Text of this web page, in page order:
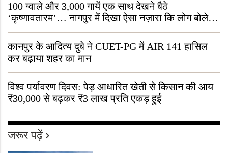
100 ग्वाले और 3,000 गायें एक साथ देखने बैठे
‘कृष्णावतारम’… नागपुर में दिखा ऐसा नज़ारा कि लोग बोले,
“ऐसा तो सिर्फ़ कृष्ण ही कर सकते हैं”
कानपुर के आदित्य दुबे ने CUET-PG में AIR 141 हासिल
कर बढ़ाया शहर का मान
विश्व पर्यावरण दिवस: पेड़ आधारित खेती से किसान की आय
₹30,000 से बढ़कर ₹3 लाख प्रति एकड़ हुई
जरूर पढ़ें